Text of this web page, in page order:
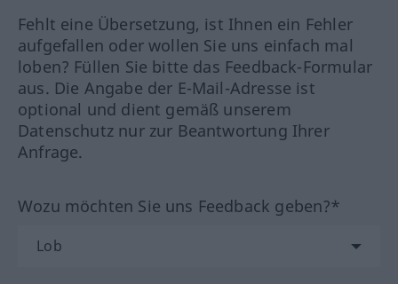
Fehlt eine Übersetzung, ist Ihnen ein Fehler
aufgefallen oder wollen Sie uns einfach mal
loben? Füllen Sie bitte das Feedback-Formular
aus. Die Angabe der E-Mail-Adresse ist
optional und dient gemäß unserem
Datenschutz nur zur Beantwortung Ihrer
Anfrage.
Wozu möchten Sie uns Feedback geben?*